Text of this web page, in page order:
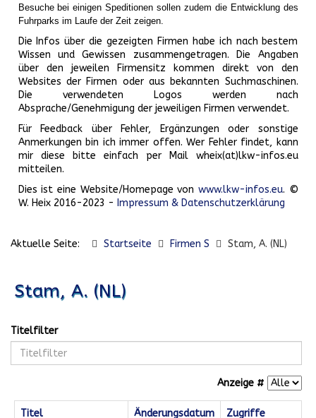
Besuche bei einigen Speditionen sollen zudem die Entwicklung des
Fuhrparks im Laufe der Zeit zeigen.
Die Infos über die gezeigten Firmen habe ich nach bestem
Wissen und Gewissen zusammengetragen. Die Angaben
über den jeweilen Firmensitz kommen direkt von den
Websites der Firmen oder aus bekannten Suchmaschinen.
Die verwendeten Logos werden nach
Absprache/Genehmigung der jeweiligen Firmen verwendet.
Für Feedback über Fehler, Ergänzungen oder sonstige
Anmerkungen bin ich immer offen. Wer Fehler findet, kann
mir diese bitte einfach per Mail wheix(at)lkw-infos.eu
mitteilen.
Dies ist eine Website/Homepage von www.lkw-infos.eu. ©
W. Heix 2016-2023 - Impressum & Datenschutzerklärung
Aktuelle Seite: Startseite Firmen S Stam, A. (NL)
Stam, A. (NL)
Titelfilter
Anzeige #
Titel Änderungsdatum Zugriffe